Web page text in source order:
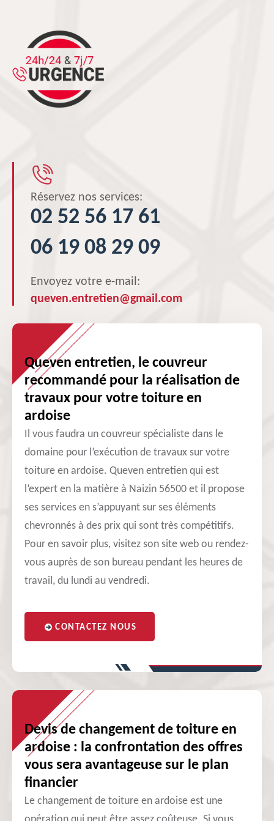
Réservez nos services:
02 52 56 17 61
06 19 08 29 09
Envoyez votre e-mail:
queven.entretien@gmail.com
Queven entretien, le couvreur
recommandé pour la réalisation de
travaux pour votre toiture en
ardoise
Il vous faudra un couvreur spécialiste dans le
domaine pour l’exécution de travaux sur votre
toiture en ardoise. Queven entretien qui est
l’expert en la matière à Naizin 56500 et il propose
ses services en s’appuyant sur ses éléments
chevronnés à des prix qui sont très compétitifs.
Pour en savoir plus, visitez son site web ou rendez-
vous auprès de son bureau pendant les heures de
travail, du lundi au vendredi.
CONTACTEZ NOUS
Devis de changement de toiture en
ardoise : la confrontation des offres
vous sera avantageuse sur le plan
financier
Le changement de toiture en ardoise est une